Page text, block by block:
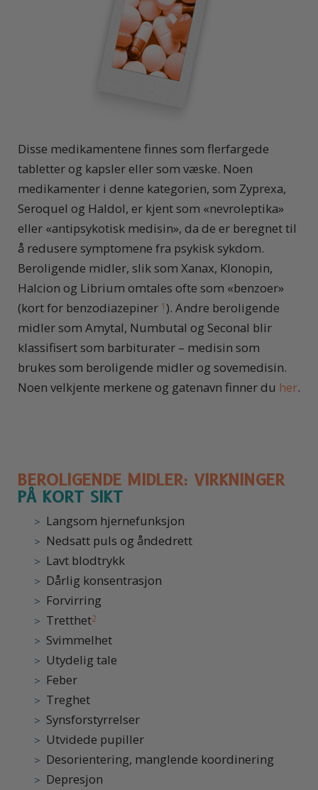
Disse medikamentene finnes som flerfargede
tabletter og kapsler eller som væske. Noen
medikamenter i denne kategorien, som Zyprexa,
Seroquel og Haldol, er kjent som «nevroleptika»
eller «antipsykotisk medisin», da de er beregnet til
å redusere symptomene fra psykisk sykdom.
Beroligende midler, slik som Xanax, Klonopin,
Halcion og Librium omtales ofte som «benzoer»
(kort for benzodiazepiner 1). Andre beroligende
midler som Amytal, Numbutal og Seconal blir
klassifisert som barbiturater – medisin som
brukes som beroligende midler og sovemedisin.
Noen velkjente merkene og gatenavn finner du her.
BEROLIGENDE MIDLER: VIRKNINGER
PÅ KORT SIKT
Langsom hjernefunksjon
Nedsatt puls og åndedrett
Lavt blodtrykk
Dårlig konsentrasjon
Forvirring
Tretthet2
Svimmelhet
Utydelig tale
Feber
Treghet
Synsforstyrrelser
Utvidede pupiller
Desorientering, manglende koordinering
Depresjon